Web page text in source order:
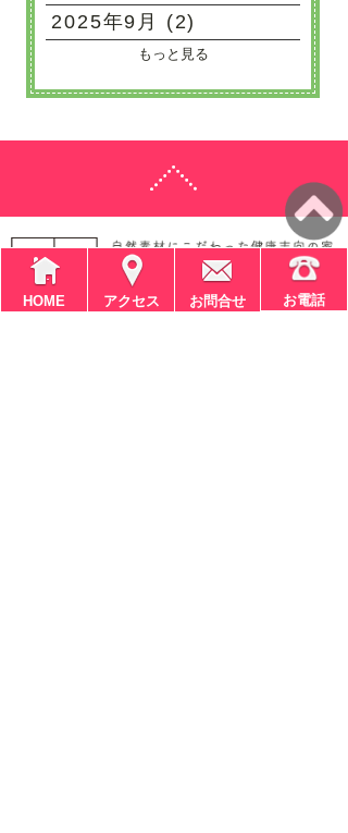
HOME アクセス お問合せ お電話
2025年9月 (2)
もっと見る
〒611-0041